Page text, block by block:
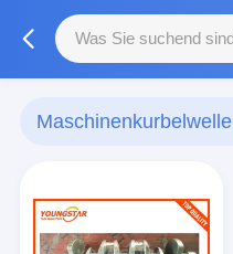
Maschinenkurbelwelle